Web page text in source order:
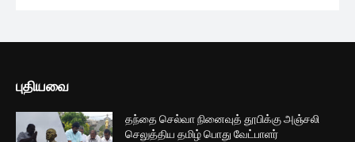
புதியவை
தந்தை செல்வா நினைவுத் தூபிக்கு அஞ்சலி
செலுத்திய தமிழ் பொது வேட்பாளர்